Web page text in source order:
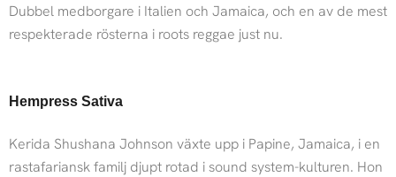
Dubbel medborgare i Italien och Jamaica, och en av de mest
respekterade rösterna i roots reggae just nu.
Hempress Sativa
Kerida Shushana Johnson växte upp i Papine, Jamaica, i en
rastafariansk familj djupt rotad i sound system-kulturen. Hon